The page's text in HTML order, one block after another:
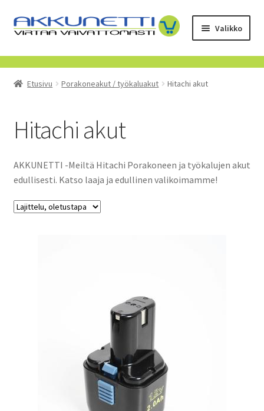
Siirry
navigointiin
Siirry
sisältöön
Valikko
Kauppa
Tietoa meistä
Yrityksille
POISTUVAT TUOTTEET
Etusivu Porakoneakut / työkaluakut Hitachi akut
Hitachi akut
AKKUNETTI -Meiltä Hitachi Porakoneen ja työkalujen akut
edullisesti. Katso laaja ja edullinen valikoimamme!